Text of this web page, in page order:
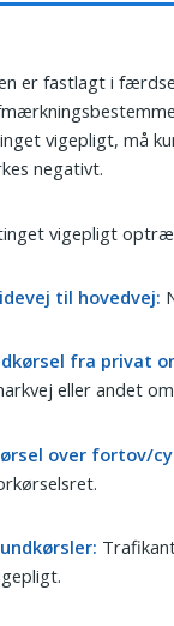
er fastlagt i
vigepligt, må
negativt.
vigepligt
til hovedvej:
fra privat
eller andet
over fortov/